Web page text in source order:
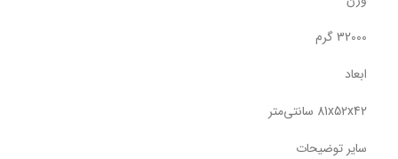
32000 گرم
ابعاد
81x52x42 سانتی‌متر
سایر توضیحات